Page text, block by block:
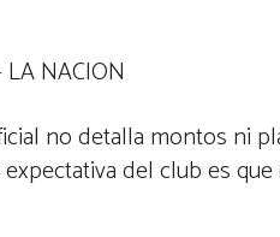
NACION
no detalla montos ni
del club es que